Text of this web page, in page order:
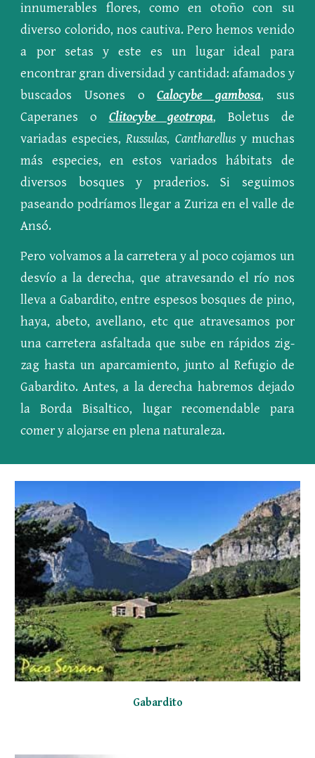
innumerables flores, como en otoño con su
diverso colorido, nos cautiva. Pero hemos venido
a por setas y este es un lugar ideal para
encontrar gran diversidad y cantidad: afamados y
buscados Usones o
Calocybe gambosa, sus
Caperanes o
Clitocybe geotropa, Boletus de
variadas especies,Russulas, Cantharellusy muchas
más especies, en estos variados hábitats de
diversos bosques y praderios. Si seguimos
paseando podríamos llegar a Zuriza en el valle de
Ansó.
Pero volvamos a la carretera y al poco cojamos un
desvío a la derecha, que atravesando el río nos
lleva a Gabardito, entre espesos bosques de pino,
haya, abeto, avellano, etc que atravesamos por
una carretera asfaltada que sube en rápidos zig-
zag hasta un aparcamiento, junto al Refugio de
Gabardito. Antes, a la derecha habremos dejado
la Borda Bisaltico, lugar recomendable para
comer y alojarse en plena naturaleza.
Gabardito